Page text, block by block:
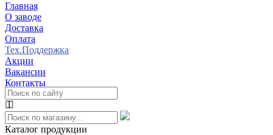
Главная
О заводе
Доставка
Оплата
Тех.Поддержка
Акции
Вакансии
Контакты
Каталог продукции